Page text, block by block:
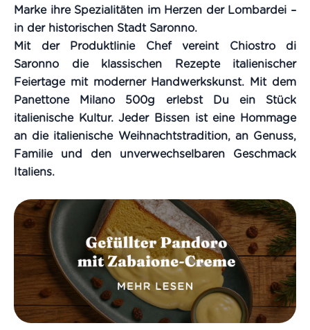
Marke ihre Spezialitäten im Herzen der Lombardei –
in der historischen Stadt Saronno.
Mit der ProduktlinieChefvereint Chiostro di
Saronno die klassischen Rezepte italienischer
Feiertagemit moderner Handwerkskunst. Mit dem
Panettone Milano 500g erlebst Du ein Stück
italienische Kultur. Jeder Bissen ist eine Hommage
an die italienische Weihnachtstradition, an Genuss,
Familie und den unverwechselbaren Geschmack
Italiens.